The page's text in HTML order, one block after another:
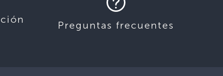
Preguntas frecuentes